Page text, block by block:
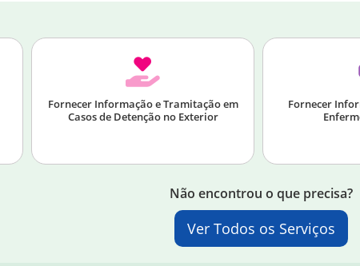
Fornecer Informação e Tramitação em
Casos de Detenção no Exterior
Fornecer
Não encontrou o que precisa?
Ver Todos os Serviços